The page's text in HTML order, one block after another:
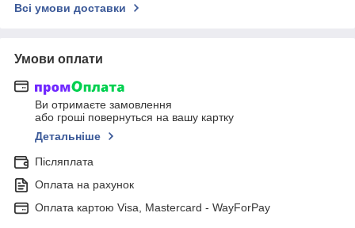
Всі умови доставки
Умови оплати
Ви отримаєте замовлення
або гроші повернуться на вашу картку
Детальніше
Післяплата
Оплата на рахунок
Оплата картою Visa, Mastercard - WayForPay